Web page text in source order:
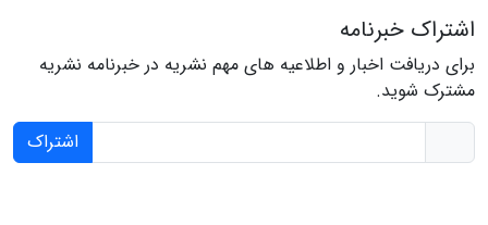
اشتراک خبرنامه
برای دریافت اخبار و اطلاعیه های مهم نشریه در خبرنامه نشریه
مشترک شوید.
اشتراک